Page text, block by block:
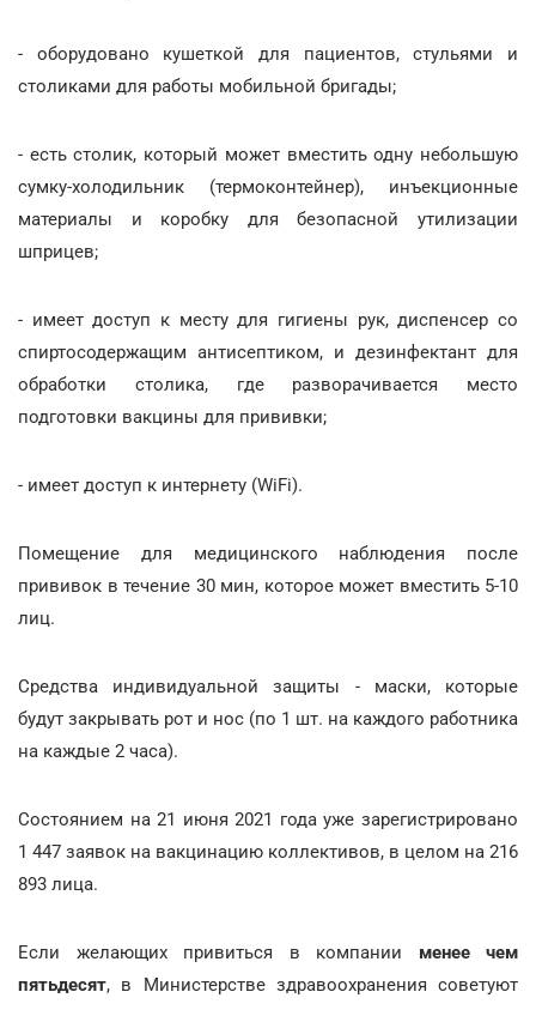
- оборудовано кушеткой для пациентов, стульями и
столиками для работы мобильной бригады;
- есть столик, который может вместить одну небольшую
сумку-холодильник (термоконтейнер), инъекционные
материалы и коробку для безопасной утилизации
шприцев;
- имеет доступ к месту для гигиены рук, диспенсер со
спиртосодержащим антисептиком, и дезинфектант для
обработки столика, где разворачивается место
подготовки вакцины для прививки;
- имеет доступ к интернету (WiFi).
Помещение для медицинского наблюдения после
прививок в течение 30 мин, которое может вместить 5-10
лиц.
Средства индивидуальной защиты - маски, которые
будут закрывать рот и нос (по 1 шт. на каждого работника
на каждые 2 часа).
Состоянием на 21 июня 2021 года уже зарегистрировано
1 447 заявок на вакцинацию коллективов, в целом на 216
893 лица.
Если желающих привиться в компании менее чем
пятьдесят, в Министерстве здравоохранения советуют